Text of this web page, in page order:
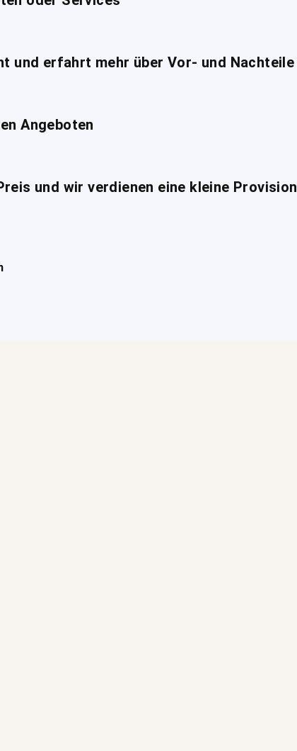
und erfahrt mehr über Vor- und Nachteile​
Angeboten​
und wir verdienen eine kleine Provision